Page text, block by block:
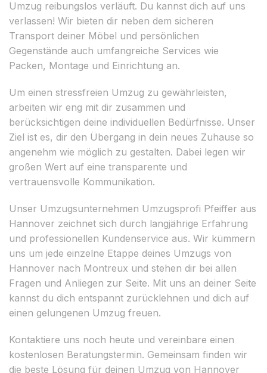
Umzug reibungslos verläuft. Du kannst dich auf uns
verlassen! Wir bieten dir neben dem sicheren
Transport deiner Möbel und persönlichen
Gegenstände auch umfangreiche Services wie
Packen, Montage und Einrichtung an.
Um einen stressfreien Umzug zu gewährleisten,
arbeiten wir eng mit dir zusammen und
berücksichtigen deine individuellen Bedürfnisse. Unser
Ziel ist es, dir den Übergang in dein neues Zuhause so
angenehm wie möglich zu gestalten. Dabei legen wir
großen Wert auf eine transparente und
vertrauensvolle Kommunikation.
Unser Umzugsunternehmen Umzugsprofi Pfeiffer aus
Hannover zeichnet sich durch langjährige Erfahrung
und professionellen Kundenservice aus. Wir kümmern
uns um jede einzelne Etappe deines Umzugs von
Hannover nach Montreux und stehen dir bei allen
Fragen und Anliegen zur Seite. Mit uns an deiner Seite
kannst du dich entspannt zurücklehnen und dich auf
einen gelungenen Umzug freuen.
Kontaktiere uns noch heute und vereinbare einen
kostenlosen Beratungstermin. Gemeinsam finden wir
die beste Lösung für deinen Umzug von Hannover